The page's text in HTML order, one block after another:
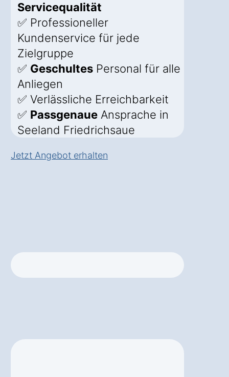
Servicequalität
✅ Professioneller
Kundenservice für jede
Zielgruppe
✅ Geschultes Personal für alle
Anliegen
✅ Verlässliche Erreichbarkeit
✅ Passgenaue Ansprache in
Seeland Friedrichsaue
Jetzt Angebot erhalten